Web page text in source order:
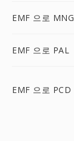
EMF 으로 MNG
EMF 으로 PAL
EMF 으로 PCD